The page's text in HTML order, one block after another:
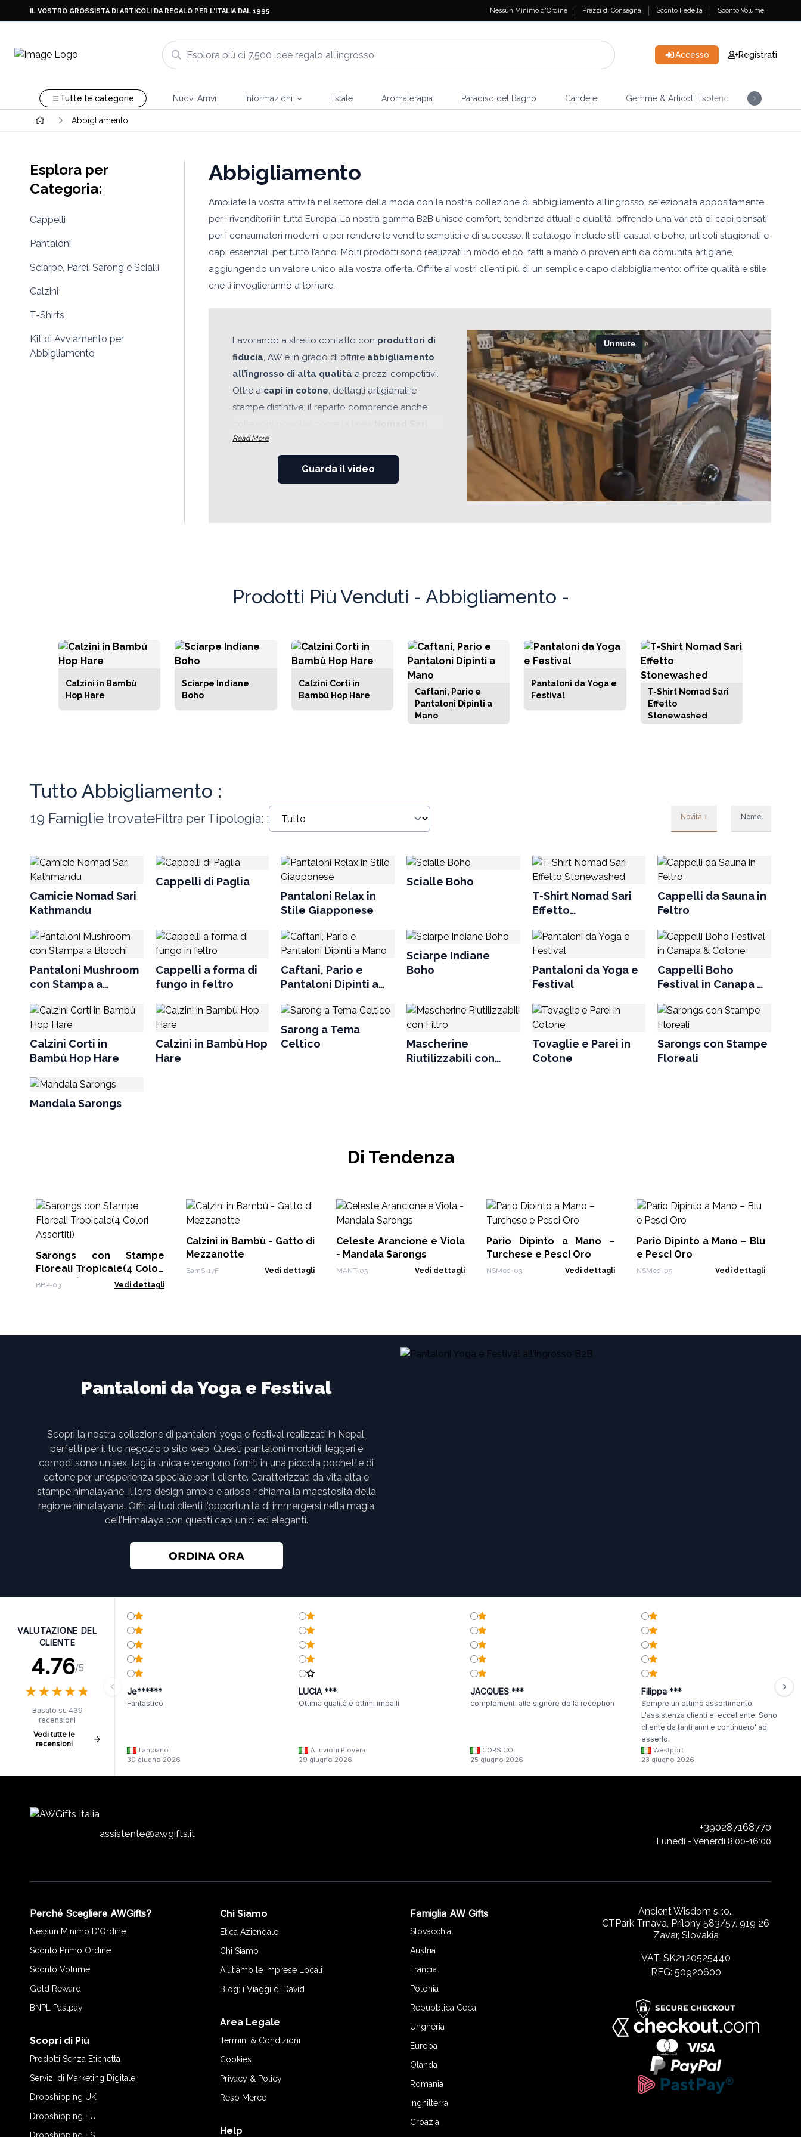
IL VOSTRO GROSSISTA DI ARTICOLI DA REGALO PER L'ITALIA DAL 1995 Nessun Minimo d'Ordine Prezzi di Consegna Sconto Fedeltà Sconto Volume
Accesso Registrati
Tutte le categorie Nuovi Arrivi Informazioni Estate Aromaterapia Paradiso del Bagno Candele Gemme & Articoli Esoterici Incensi
Abbigliamento
Esplora per
Categoria:
Cappelli
Pantaloni
Sciarpe, Parei, Sarong e Scialli
Calzini
T-Shirts
Kit di Avviamento per
Abbigliamento
Abbigliamento
Ampliate la vostra attività nel settore della moda con la nostra collezione di abbigliamento all’ingrosso, selezionata appositamente
per i rivenditori in tutta Europa. La nostra gamma B2B unisce comfort, tendenze attuali e qualità, offrendo una varietà di capi pensati
per i consumatori moderni e per rendere le vendite semplici e di successo. Il catalogo include stili casual e boho, articoli stagionali e
capi essenziali per tutto l’anno. Molti prodotti sono realizzati in modo etico, fatti a mano o provenienti da comunità artigiane,
aggiungendo un valore unico alla vostra offerta. Offrite ai vostri clienti più di un semplice capo d’abbigliamento: offrite qualità e stile
che li invoglieranno a tornare.
Lavorando a stretto contatto con produttori di
fiducia, AW è in grado di offrire abbigliamento
all’ingrosso di alta qualità a prezzi competitivi.
Oltre a capi in cotone, dettagli artigianali e
stampe distintive, il reparto comprende anche
aiutando i rivenditori a proporre una moda
autentica e di carattere, diversa dalla grande
distribuzione. In questo reparto troverai
cotone,pantaloni, t-shirte accessori pensati
Read More
Guarda il video
Prodotti Più Venduti - Abbigliamento -
Calzini in Bambù
Hop Hare
Sciarpe Indiane
Boho
Calzini Corti in
Bambù Hop Hare
Caftani, Pario e
Pantaloni Dipinti a
Mano
Pantaloni da Yoga e
Festival
T-Shirt Nomad Sari
Effetto
Stonewashed
Tutto Abbigliamento :
19 Famiglie trovateFiltra per Tipologia: : Novità ↑ Nome
Camicie Nomad Sari
Kathmandu
Cappelli di Paglia
Pantaloni Relax in
Stile Giapponese
Scialle Boho
T-Shirt Nomad Sari
Effetto
Cappelli da Sauna in
Feltro
Pantaloni Mushroom
con Stampa a
Cappelli a forma di
fungo in feltro
Caftani, Pario e
Pantaloni Dipinti a
Sciarpe Indiane
Boho
Pantaloni da Yoga e
Festival
Cappelli Boho
Festival in Canapa &
Calzini Corti in
Bambù Hop Hare
Calzini in Bambù Hop
Hare
Sarong a Tema
Celtico
Mascherine
Riutilizzabili con
Tovaglie e Parei in
Cotone
Sarongs con Stampe
Floreali
Mandala Sarongs
Di Tendenza
Sarongs con Stampe
Floreali Tropicale(4 Colori
Assortiti)
BBP-03 Vedi dettagli
Calzini in Bambù - Gatto di
Mezzanotte
BamS-17F Vedi dettagli
Celeste Arancione e Viola
- Mandala Sarongs
MANT-05 Vedi dettagli
Pario Dipinto a Mano –
Turchese e Pesci Oro
NSMed-03 Vedi dettagli
Pario Dipinto a Mano – Blu
e Pesci Oro
NSMed-05 Vedi dettagli
Pantaloni da Yoga e Festival
Scopri la nostra collezione di pantaloni yoga e festival realizzati in Nepal,
perfetti per il tuo negozio o sito web. Questi pantaloni morbidi, leggeri e
comodi sono unisex, taglia unica e vengono forniti in una piccola pochette di
cotone per un’esperienza speciale per il cliente. Caratterizzati da vita alta e
stampe himalayane, il loro design ampio e arioso richiama la maestosità della
regione himalayana. Offri ai tuoi clienti l’opportunità di immergersi nella magia
dell’Himalaya con questi capi unici ed eleganti.
ORDINA ORA
VALUTAZIONE DEL
CLIENTE
4.76/5
★★★★★
★★★★★
Basato su 439
recensioni
Vedi tutte le
recensioni
Je******
Fantastico
Lanciano
30 giugno 2026
LUCIA ***
Ottima qualità e ottimi imballi
Alluvioni Piovera
29 giugno 2026
JACQUES ***
complementi alle signore della reception
CORSICO
25 giugno 2026
Filippa ***
Sempre un ottimo assortimento.
L'assistenza clienti e' eccellente. Sono
cliente da tanti anni e continuero' ad
esserlo.
Westport
23 giugno 2026
assistente@awgifts.it
+390287168770
Lunedì - Venerdì 8:00-16:00
Perché Scegliere AWGifts?
Nessun Minimo D'Ordine
Sconto Primo Ordine
Sconto Volume
Gold Reward
BNPL Pastpay
Scopri di Più
Prodotti Senza Etichetta
Servizi di Marketing Digitale
Dropshipping UK
Dropshipping EU
Chi Siamo
Etica Aziendale
Chi Siamo
Aiutiamo le Imprese Locali
Blog: i Viaggi di David
Area Legale
Termini & Condizioni
Cookies
Privacy & Policy
Reso Merce
Help
Famiglia AW Gifts
Slovacchia
Austria
Francia
Polonia
Repubblica Ceca
Ungheria
Europa
Olanda
Romania
Inghilterra
Croazia
Ancient Wisdom s.r.o.,
CTPark Trnava, Prílohy 583/57, 919 26
Zavar, Slovakia
VAT: SK2120525440
REG: 50920600